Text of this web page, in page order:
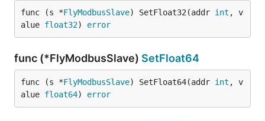
func (s *FlyModbusSlave) SetFloat32(addr int , v
alue float32) error
func (*FlyModbusSlave) SetFloat64
func (s *FlyModbusSlave) SetFloat64(addr int , v
alue float64) error